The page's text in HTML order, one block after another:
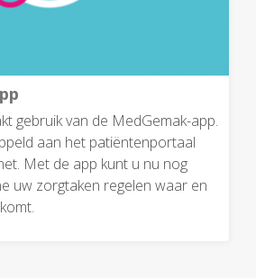
gebruik van de MedGemak-app.
aan het patiëntenportaal
Met de app kunt u nu nog
uw zorgtaken regelen waar en